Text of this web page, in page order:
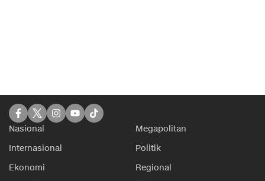
Nasional
Megapolitan
Internasional
Politik
Ekonomi
Regional